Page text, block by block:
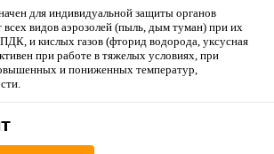
для индивидуальной защиты органов
всех видов аэрозолей (пыль, дым туман) при их
и кислых газов (фторид водорода, уксусная
при работе в тяжелых условиях, при
и пониженных температур,